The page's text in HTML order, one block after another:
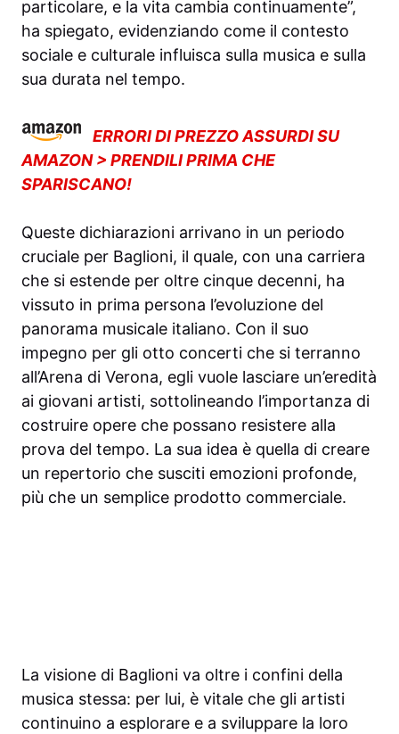
particolare, e la vita cambia continuamente”,
ha spiegato, evidenziando come il contesto
sociale e culturale influisca sulla musica e sulla
sua durata nel tempo.
ERRORI DI PREZZO ASSURDI SU
AMAZON > PRENDILI PRIMA CHE
SPARISCANO!
Queste dichiarazioni arrivano in un periodo
cruciale per Baglioni, il quale, con una carriera
che si estende per oltre cinque decenni, ha
vissuto in prima persona l’evoluzione del
panorama musicale italiano. Con il suo
impegno per gli otto concerti che si terranno
all’Arena di Verona, egli vuole lasciare un’eredità
ai giovani artisti, sottolineando l’importanza di
costruire opere che possano resistere alla
prova del tempo. La sua idea è quella di creare
un repertorio che susciti emozioni profonde,
più che un semplice prodotto commerciale.
La visione di Baglioni va oltre i confini della
musica stessa: per lui, è vitale che gli artisti
continuino a esplorare e a sviluppare la loro